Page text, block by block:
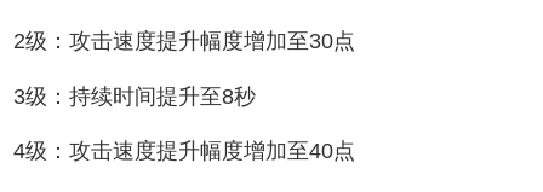
2级：攻击速度提升幅度增加至30点
3级：持续时间提升至8秒
4级：攻击速度提升幅度增加至40点